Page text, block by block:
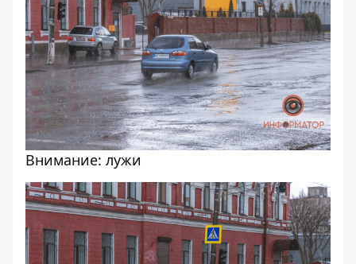
Внимание: лужи